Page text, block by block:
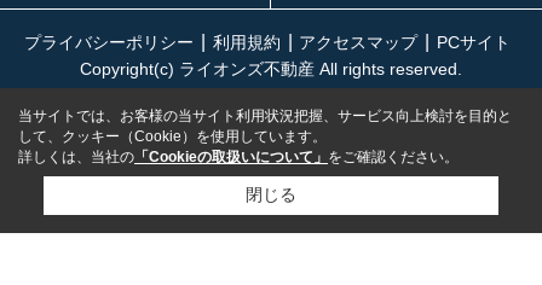
プライバシーポリシー 利用規約 アクセスマップ
PCサイト
Copyright(c) ライオンズ不動産 All rights reserved.
当サイトでは、お客様の当サイト利用状況把握、サービス向上検討を目的と
して、クッキー（Cookie）を使用しています。
詳しくは、当社の 「Cookieの取扱いについて」 をご確認ください。
閉じる